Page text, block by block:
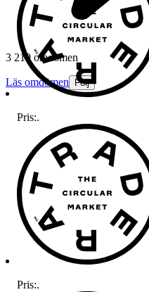
3 219 omdömen
Läs omdömen Följ
Pris:.
Pris:.